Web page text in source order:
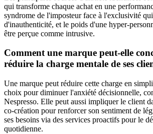
qui transforme chaque achat en une
syndrome de l'imposteur face à l'exclusivité
d'inauthenticité, et le poids d'une hyper-
être perçue comme intrusive.
Comment une marque peut-elle
réduire la charge mentale de ses
Une marque peut réduire cette charge en
choix pour diminuer l'anxiété décisionnelle,
Nespresso. Elle peut aussi impliquer le client
co-création pour renforcer son sentiment de
ses besoins via des services proactifs pour le
quotidienne.